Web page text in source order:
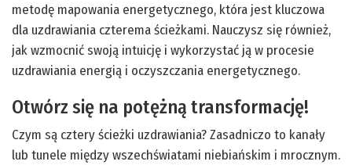
metodę mapowania energetycznego, która jest kluczowa
dla uzdrawiania czterema ścieżkami. Nauczysz się również,
jak wzmocnić swoją intuicję i wykorzystać ją w procesie
uzdrawiania energią i oczyszczania energetycznego.
Otwórz się na potężną transformację!
Czym są cztery ścieżki uzdrawiania? Zasadniczo to kanały
lub tunele między wszechświatami niebiańskim i mrocznym.